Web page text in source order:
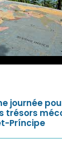
journée
trésors
Príncipe